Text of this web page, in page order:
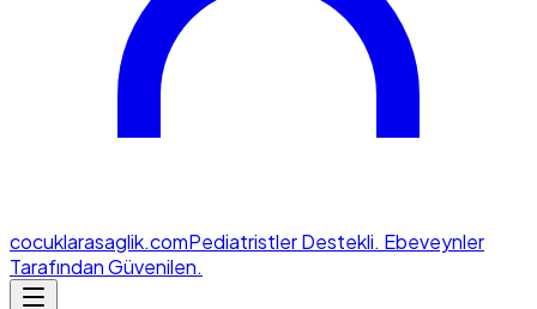
cocuklarasaglik.comPediatristler Destekli. Ebeveynler
Tarafından Güvenilen.